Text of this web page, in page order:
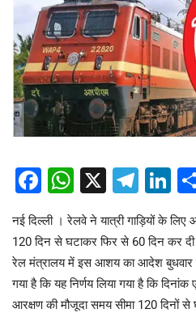
Facebook
WhatsApp
X
नई दिल्ली । रेलवे ने यात्री गाड़ियों के
120 दिन से घटाकर फिर से 60 दिन कर
रेल मंत्रालय में इस आशय का आदेश बुधवार
गया है कि यह निर्णय लिया गया है कि
आरक्षण की मौजूदा समय सीमा 120 दिनों से